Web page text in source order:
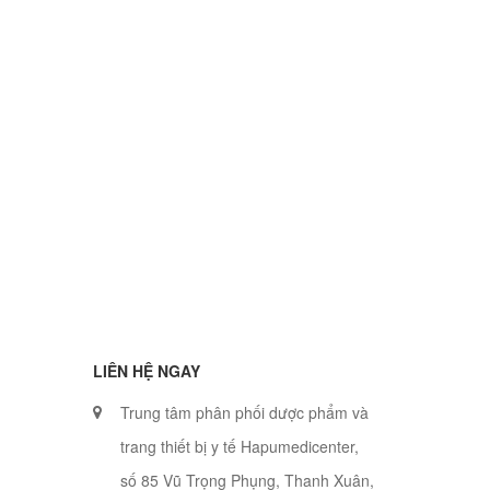
LIÊN HỆ NGAY
Trung tâm phân phối dược phẩm và
trang thiết bị y tế Hapumedicenter,
số 85 Vũ Trọng Phụng, Thanh Xuân,